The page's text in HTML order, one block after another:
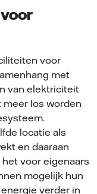
voor
met
van elektriciteit
los worden
locatie als
en daaraan
voor eigenaars
mogelijk hun
verder in